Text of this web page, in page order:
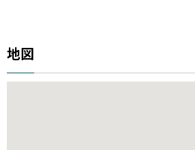
地図